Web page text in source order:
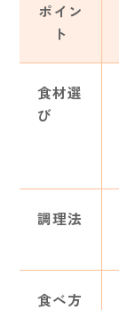
ポイン
ト
食材選
び
調理法
食べ方